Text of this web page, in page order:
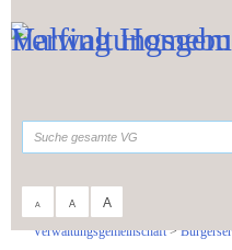
A A A
Verwaltungsgemeinschaft>